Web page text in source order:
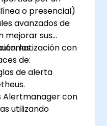
o presencial)
avanzados de
mejorar sus
con
los
de:
de alerta
Alertmanager con
utilizando